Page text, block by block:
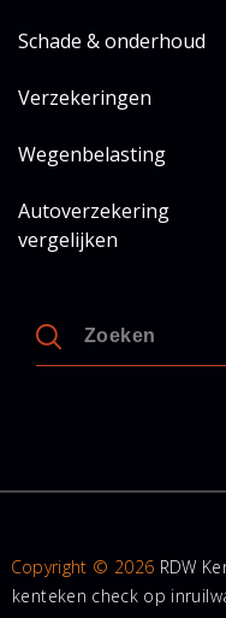
Schade & onderhoud
Verzekeringen
Wegenbelasting
Autoverzekering
vergelijken
Copyright © 2026 RDW
kenteken check op